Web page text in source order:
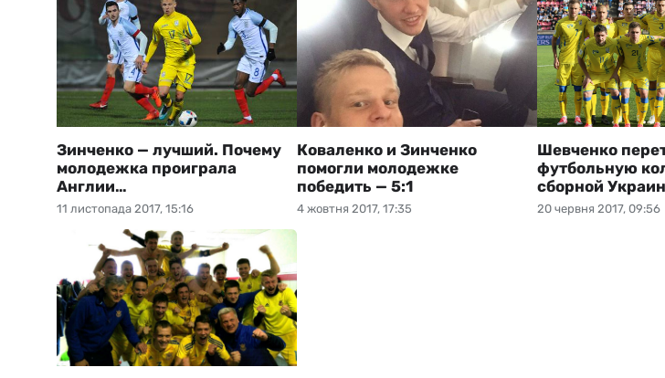
11 листопада 2017, 15:16
Зинченко — лучший. Почему
молодежка проиграла
Англии…
4 жовтня 2017, 17:35
Коваленко и Зинченко
помогли молодежке
победить — 5:1
20 червня 2017, 09:56
Шевченко
футбольную
сборной